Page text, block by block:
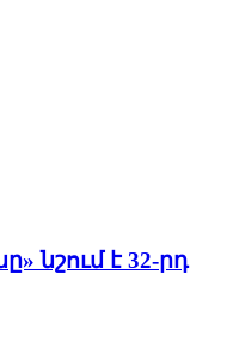
նշում է 32-րդ